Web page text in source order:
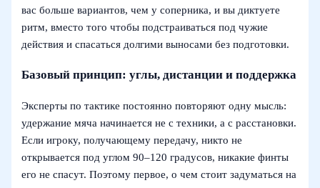
вас больше вариантов, чем у соперника, и вы диктуете
ритм, вместо того чтобы подстраиваться под чужие
действия и спасаться долгими выносами без подготовки.
Базовый принцип: углы, дистанции и поддержка
Эксперты по тактике постоянно повторяют одну мысль:
удержание мяча начинается не с техники, а с расстановки.
Если игроку, получающему передачу, никто не
открывается под углом 90–120 градусов, никакие финты
его не спасут. Поэтому первое, о чем стоит задуматься на